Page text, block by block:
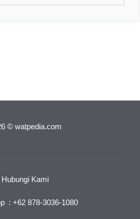
© watpedia.com
Hubungi Kami
: +62 878-3036-1080